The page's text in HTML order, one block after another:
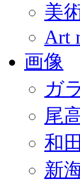
美
Art
画像
ガ
尾
和
新